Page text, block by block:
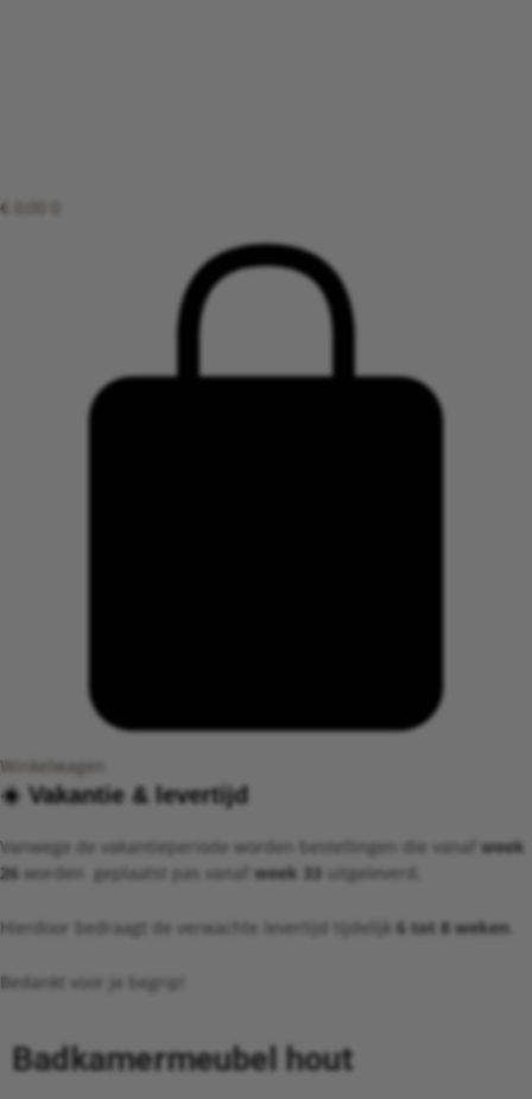
€ 0,00
Winkelwagen
☀️ ​Vakantie & levertijd​
Vanwege de vakantieperiode worden bestellingen die vanaf week
26 worden geplaatst pas vanaf week 33 uitgeleverd.
Hierdoor bedraagt de verwachte levertijd tijdelijk 6 tot 8 weken
Bedankt voor je begrip!
Badkamermeubel hout